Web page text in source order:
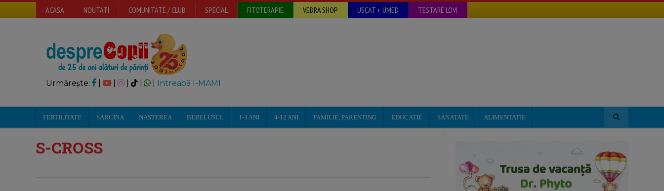
ACASA NOUTATI COMUNITATE / CLUB SPECIAL FITOTERAPIE VEDRA SHOP USCAT + UMED TESTARE LOVI
Urmărește: | | Intreabă I-MAMI
FERTILITATE SARCINA NASTEREA BEBELUSUL 1-3 ANI 4-12 ANI FAMILIE, PARENTING EDUCATIE SANATATE ALIMENTATIE
S-CROSS